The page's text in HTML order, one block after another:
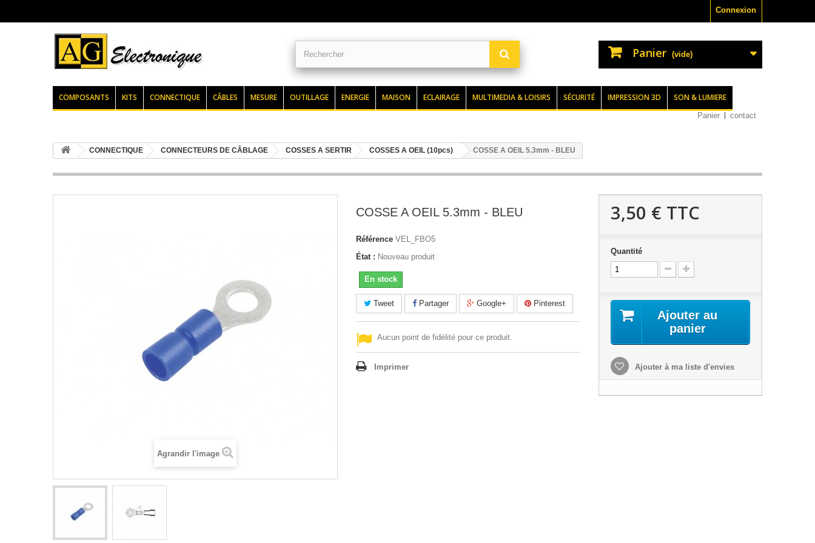
Connexion
Panier (vide)
COMPOSANTS KITS CONNECTIQUE CÂBLES MESURE OUTILLAGE ENERGIE MAISON ECLAIRAGE MULTIMEDIA & LOISIRS SÉCURITÉ IMPRESSION 3D SON & LUMIERE
Panier contact
CONNECTIQUE CONNECTEURS DE CÂBLAGE COSSES A SERTIR COSSES A OEIL (10pcs) COSSE A OEIL 5.3mm - BLEU
Agrandir l'image
COSSE A OEIL 5.3mm - BLEU
Référence VEL_FBO5
État : Nouveau produit
En stock
Tweet Partager Google+ Pinterest
Aucun point de fidélité pour ce produit.
Imprimer
3,50 € TTC
Quantité
Ajouter au
panier
Ajouter à ma liste d'envies